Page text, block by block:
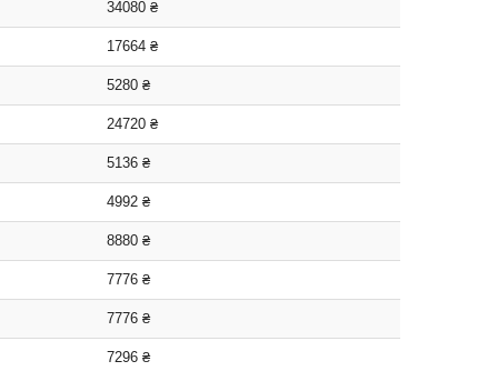
34080 ₴
17664 ₴
5280 ₴
24720 ₴
5136 ₴
4992 ₴
8880 ₴
7776 ₴
7776 ₴
7296 ₴